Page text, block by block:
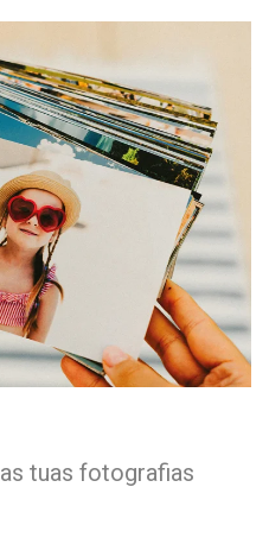
tuas fotografias